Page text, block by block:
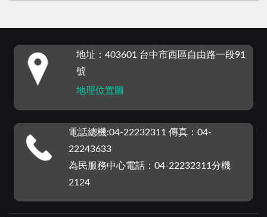
地址：403601 台中市西區自由路一段91
號
地理位置圖
電話總機:04-22232311 傳真：04-
22243633
為民服務中心電話：04-22232311分機
2124